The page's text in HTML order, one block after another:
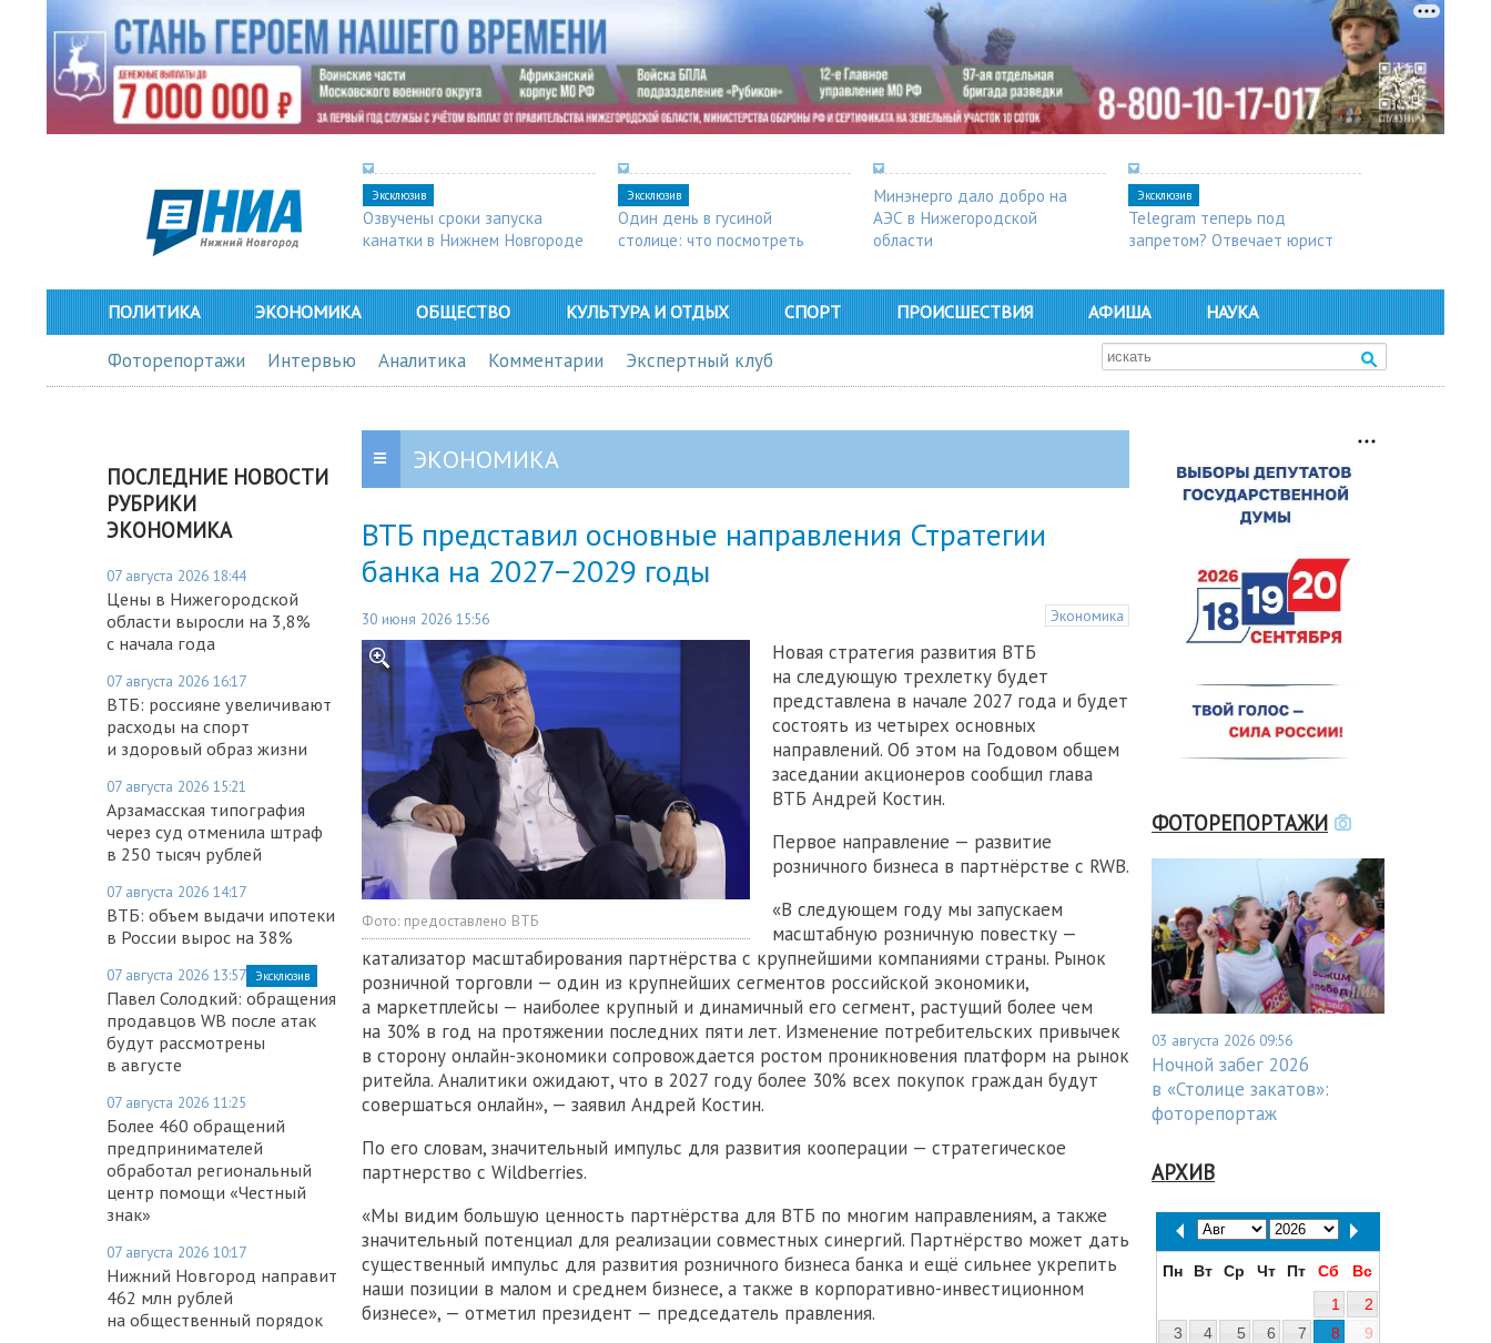
Эксклюзив
Озвучены сроки запуска
канатки в Нижнем Новгороде
Эксклюзив
Один день в гусиной
столице: что посмотреть
Минэнерго дало добро на
АЭС в Нижегородской
области
Эксклюзив
Telegram теперь под
запретом? Отвечает юрист
ПОЛИТИКА ЭКОНОМИКА ОБЩЕСТВО КУЛЬТУРА И ОТДЫХ СПОРТ ПРОИСШЕСТВИЯ АФИША НАУКА
Фоторепортажи Интервью Аналитика Комментарии Экспертный клуб
ПОСЛЕДНИЕ НОВОСТИ
РУБРИКИ
ЭКОНОМИКА
07 августа 2026 18:44
Цены в Нижегородской
области выросли на 3,8%
с начала года
07 августа 2026 16:17
ВТБ: россияне увеличивают
расходы на спорт
и здоровый образ жизни
07 августа 2026 15:21
Арзамасская типография
через суд отменила штраф
в 250 тысяч рублей
07 августа 2026 14:17
ВТБ: объем выдачи ипотеки
в России вырос на 38%
07 августа 2026 13:57 Эксклюзив
Павел Солодкий: обращения
продавцов WB после атак
будут рассмотрены
в августе
07 августа 2026 11:25
Более 460 обращений
предпринимателей
обработал региональный
центр помощи «Честный
знак»
07 августа 2026 10:17
Нижний Новгород направит
462 млн рублей
на общественный порядок
ЭКОНОМИКА
ВТБ представил основные направления Стратегии
банка на 2027−2029 годы
30 июня 2026 15:56 Экономика
Фото: предоставлено ВТБ
Новая стратегия развития ВТБ
на следующую трехлетку будет
представлена в начале 2027 года и будет
состоять из четырех основных
направлений. Об этом на Годовом общем
заседании акционеров сообщил глава
ВТБ Андрей Костин.
Первое направление — развитие
розничного бизнеса в партнёрстве с RWB.
«В следующем году мы запускаем
масштабную розничную повестку —
катализатор масштабирования партнёрства с крупнейшими компаниями страны. Рынок
розничной торговли — один из крупнейших сегментов российской экономики,
а маркетплейсы — наиболее крупный и динамичный его сегмент, растущий более чем
на 30% в год на протяжении последних пяти лет. Изменение потребительских привычек
в сторону онлайн-экономики сопровождается ростом проникновения платформ на рынок
ритейла. Аналитики ожидают, что в 2027 году более 30% всех покупок граждан будут
совершаться онлайн», — заявил Андрей Костин.
По его словам, значительный импульс для развития кооперации — стратегическое
партнерство с Wildberries.
«Мы видим большую ценность партнёрства для ВТБ по многим направлениям, а также
значительный потенциал для реализации совместных синергий. Партнёрство может дать
существенный импульс для развития розничного бизнеса банка и ещё сильнее укрепить
наши позиции в малом и среднем бизнесе, а также в корпоративно-инвестиционном
бизнесе», — отметил президент — председатель правления.
ФОТОРЕПОРТАЖИ
03 августа 2026 09:56
Ночной забег 2026
в «Столице закатов»:
фоторепортаж
АРХИВ
Пн Вт Ср Чт Пт Сб
Вс
1
2
3
4 5 6 7 8
9